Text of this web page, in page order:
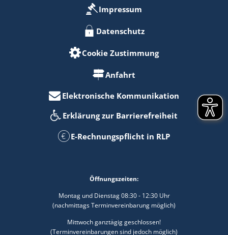
Impressum
Datenschutz
Cookie Zustimmung
Anfahrt
Elektronische Kommunikation
Erklärung zur Barrierefreiheit
E-Rechnungspflicht in RLP
Öffnungszeiten:
Montag und Dienstag 08:30 - 12:30 Uhr
(nachmittags Terminvereinbarung möglich)
Mittwoch ganztägig geschlossen!
(Terminvereinbarungen sind jedoch möglich)